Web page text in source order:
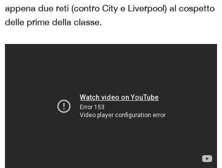
appena due reti (contro City e Liverpool) al cospetto
delle prime della classe.